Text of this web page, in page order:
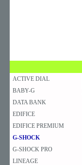
ACTIVE DIAL
BABY-G
DATA BANK
EDIFICE
EDIFICE PREMIUM
G-SHOCK
G-SHOCK PRO
LINEAGE